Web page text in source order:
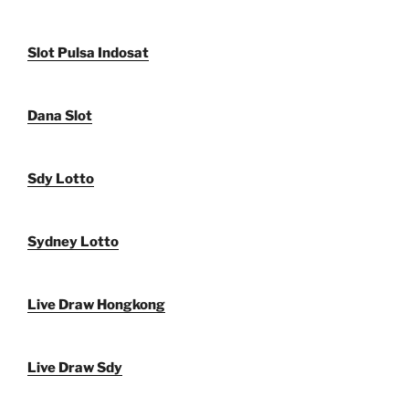
Slot Pulsa Indosat
Dana Slot
Sdy Lotto
Sydney Lotto
Live Draw Hongkong
Live Draw Sdy